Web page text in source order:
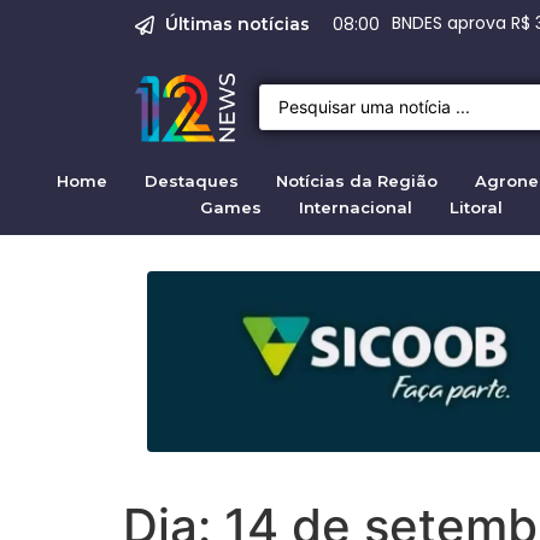
Últimas notícias 08:00 BNDES aprova
Justiça de SP
Emprego em
Empregos em
Crise migratória
Home Destaques Notícias da Região
Games
Internacional Litoral
Dia: 14 de